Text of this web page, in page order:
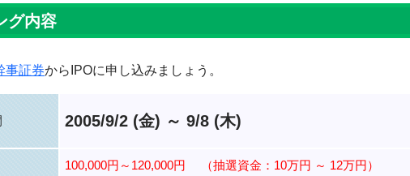
グ内容
事証券からIPOに申し込みましょう。
2005/9/2 (金) ～ 9/8 (木)
100,000円～120,000円 （抽選資金：10万円 ～ 12万円）